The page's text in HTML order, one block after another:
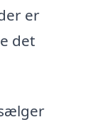
er
det